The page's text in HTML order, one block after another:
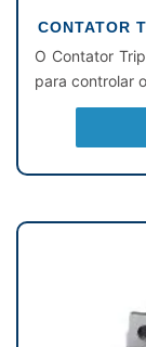
CONTATOR
O Contator
para controlar